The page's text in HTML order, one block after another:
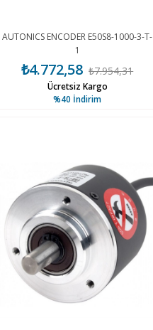
AUTONICS ENCODER E50S8-1000-3-T-
1
₺4.772,58 ₺7.954,31
%40 İndirim
Ücretsiz Kargo